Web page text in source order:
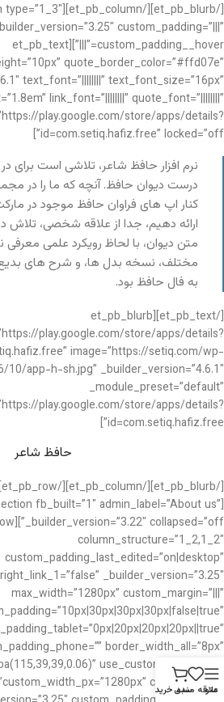
type=”1_3″
custom_padding=”|||”
custom_padding__hover=”|||”][et_pb_text
quote_border_color=”#ffd07e”
text_font=”||||||||” text_font_size=”16px”
link_font=”||||||||” quote_font=”||||||||”
play.google.com/store/apps/details?
id=com.setiq.hafiz.free” locked=”off”]
نرم افزار حافظ شاعر، تلاشی است
درست دیوان حافظ. آنچه که ما را در
کنار اپ های فراوان حافظ موجود در
ارائه دهیم، جدا از علاقه شخصی، تلاش
متن دیوان، با لحاظ رویکرد علمی
مختلف، نسخه بدل ها، و شرح های بدیع
به فال حافظ بود.
[/et_pb_text][et_pb_blurb
play.google.com/store/apps/details?
image=”https://setiq.com/wp-
app-h-sh.jpg” _builder_version=”4.6.1″
_module_preset=”default”
play.google.com/store/apps/details?
id=com.setiq.hafiz.free”]
حافظ شاعر
fb_built=”1″ admin_label=”About us”
column_structure=”1_2,1_2″
custom_padding_last_edited=”on|desktop”
_builder_version=”3.25″
max_width=”1280px” custom_margin=”|||”
border_width_all=”8px”
use_custom_width=”on”
منو
علاقه مندیسبد خرید